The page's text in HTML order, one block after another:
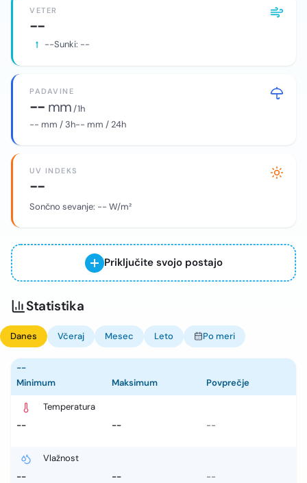
VETER
--
--Sunki: --
PADAVINE
-- mm/ 1h
-- mm / 3h-- mm / 24h
UV INDEKS
--
Sončno sevanje: -- W/m²
Priključite svojo postajo
Statistika
Danes Včeraj Mesec Leto Po meri
--
Minimum
Maksimum Povprečje
Temperatura
--
-- --
Vlažnost
--
-- --